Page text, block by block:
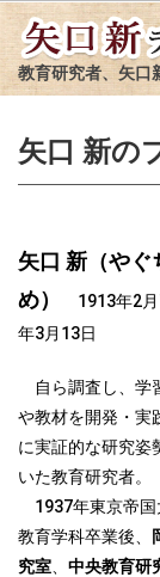
教育研究者、矢口
矢口 新の
矢口 新（や
め）
1913年2月
年3月13日
自ら調査し、学
や教材を開発・実
に実証的な研究姿
いた教育研究者。
1937年東京帝国
教育学科卒業後、
究室
中央教育研